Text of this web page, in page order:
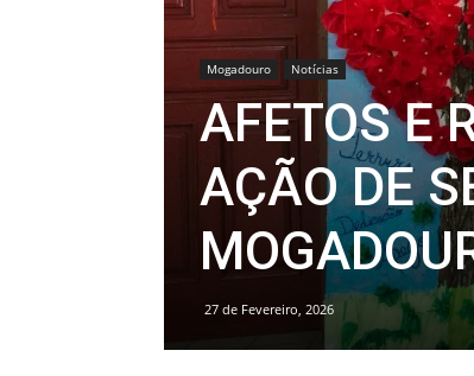
Mogadouro Notícias
AFETOS E
AÇÃO DE
27 de Fevereiro, 2026